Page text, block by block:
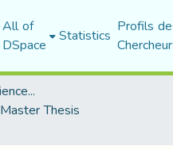
All of
DSpace Statistics Profils
Institute of Sports Sciences and Techniques
Master Thesis